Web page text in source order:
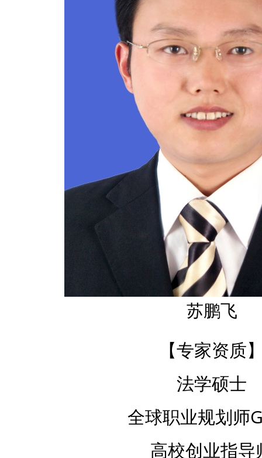
苏鹏飞
【专家资质
法学硕士
全球职业规划师
高校创业指导